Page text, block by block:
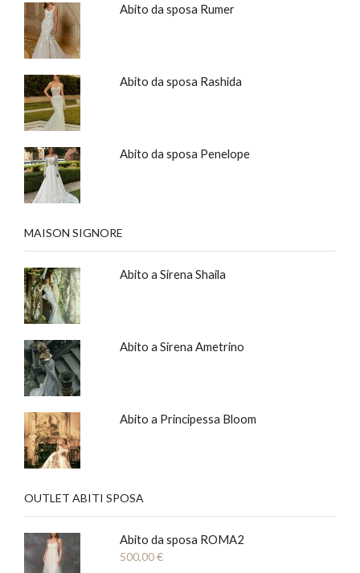
Abito da sposa Rumer
Abito da sposa Rashida
Abito da sposa Penelope
MAISON SIGNORE
Abito a Sirena Shaila
Abito a Sirena Ametrino
Abito a Principessa Bloom
OUTLET ABITI SPOSA
Abito da sposa ROMA2
500,00€